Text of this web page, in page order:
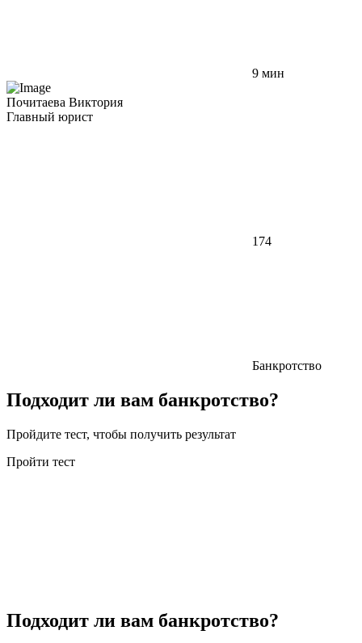
9 мин
Почитаева Виктория
Главный юрист
174
Банкротство
Подходит ли вам банкротство?
Пройдите тест, чтобы получить результат
Пройти тест
Подходит ли вам банкротство?